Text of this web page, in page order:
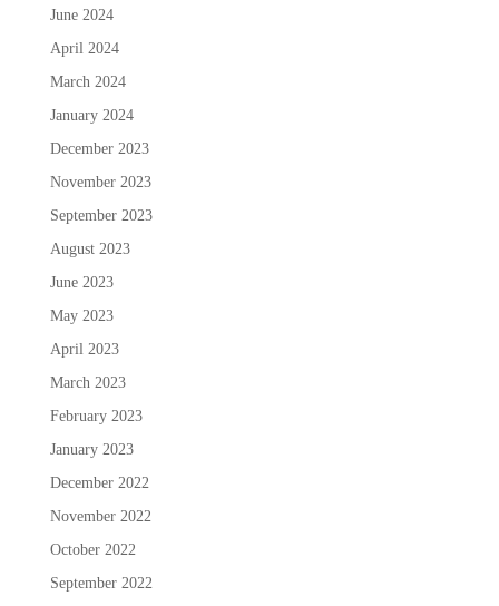
June 2024
April 2024
March 2024
January 2024
December 2023
November 2023
September 2023
August 2023
June 2023
May 2023
April 2023
March 2023
February 2023
January 2023
December 2022
November 2022
October 2022
September 2022